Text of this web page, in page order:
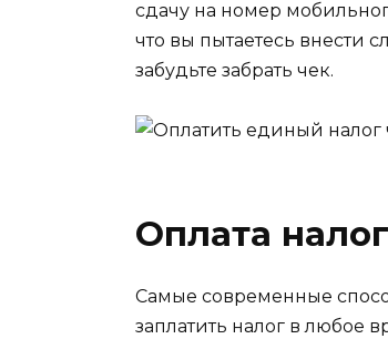
сдачу на номер
что вы пытаетесь внести
забудьте забрать чек.
Оплата
Самые современные
заплатить налог в любое